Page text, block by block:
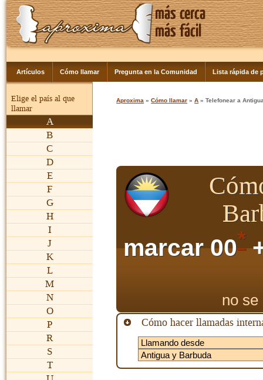
Artículos Cómo llamar Pregunta en la Comunidad Lista rápida de
Elige el país al que
llamar
A
B
C
D
E
F
G
H
I
J
K
L
M
N
O
P
R
S
T
Aproxima »Cómo llamar »A » Telefonear a
marcar 00*
no
Cómo hacer llamadas